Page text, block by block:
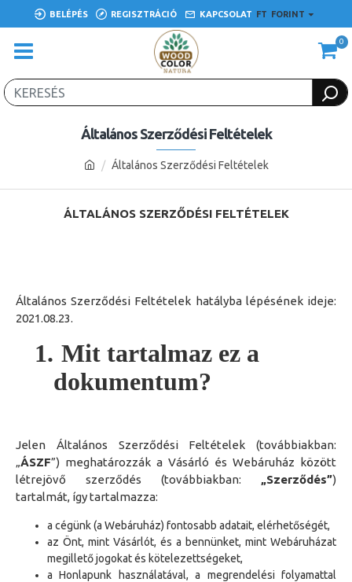
BELÉPÉS REGISZTRÁCIÓ KAPCSOLAT FT FORINT
0
Általános Szerződési Feltételek
Általános Szerződési Feltételek
ÁLTALÁNOS SZERZŐDÉSI FELTÉTELEK
Általános Szerződési Feltételek hatályba lépésének ideje:
2021.08.23.
1. Mit tartalmaz ez a
dokumentum?
Jelen Általános Szerződési Feltételek (továbbiakban:
„ÁSZF”) meghatározzák a Vásárló és Webáruház között
létrejövő szerződés (továbbiakban: „Szerződés”)
tartalmát, így tartalmazza:
a cégünk (a Webáruház) fontosabb adatait, elérhetőségét,
az Önt, mint Vásárlót, és a bennünket, mint Webáruházat
megillető jogokat és kötelezettségeket,
a Honlapunk használatával, a megrendelési folyamattal